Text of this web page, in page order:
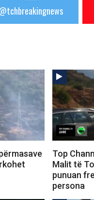
Top
Malit të
punuan
persona